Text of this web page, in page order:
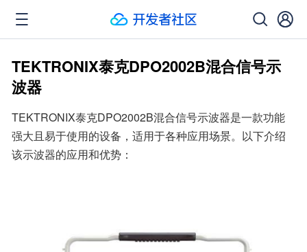
TEKTRONIX泰克DPO2002B混合信号示
波器
TEKTRONIX泰克DPO2002B混合信号示波器是一款功能
强大且易于使用的设备，适用于各种应用场景。以下介绍
该示波器的应用和优势：